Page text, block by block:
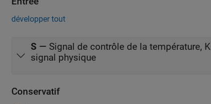
développer tout
S — Signal de contrôle de la température, K
signal physique
Conservatif